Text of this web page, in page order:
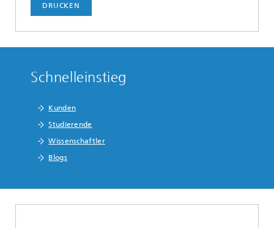
DRUCKEN
Schnelleinstieg
Kunden
Studierende
Wissenschaftler
Blogs